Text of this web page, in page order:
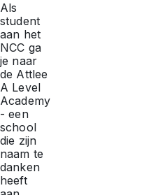
Als
student
aan het
NCC ga
je naar
de Attlee
A Level
Academy
- een
school
die zijn
naam te
danken
heeft